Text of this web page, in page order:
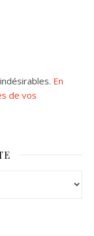
En
de vos